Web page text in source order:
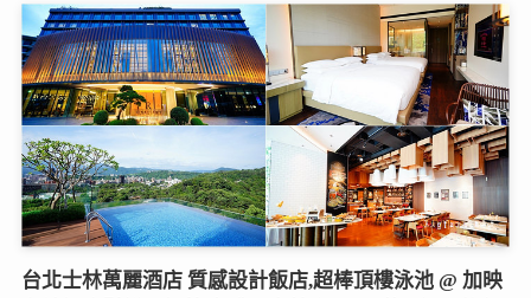
台北士林萬麗酒店 質感設計飯店,超棒頂樓泳池 @ 加映